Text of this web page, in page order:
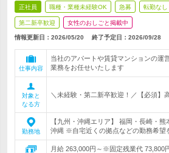
正社員 職種・業種未経験OK 急募 転勤なし
第二新卒歓迎 女性のおしごと掲載中
情報更新日：2026/05/20 終了予定日： 2026/09/28
仕事内容
当社のアパートや賃貸マンションの運
業務をお任せいたします
対象と
なる方
＼未経験・第二新卒歓迎！／【必須】
勤務地
【九州・沖縄エリア】 福岡・長崎・熊
沖縄 ※自宅近くの拠点などの勤務希望
月給 263,000円～※固定残業代 73,800